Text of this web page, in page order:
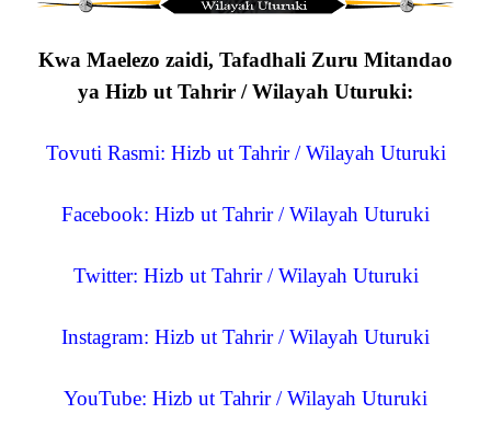
Kwa Maelezo zaidi, Tafadhali Zuru Mitandao
ya Hizb ut Tahrir / Wilayah Uturuki:
Tovuti Rasmi: Hizb ut Tahrir / Wilayah Uturuki
Facebook: Hizb ut Tahrir / Wilayah Uturuki
Twitter: Hizb ut Tahrir / Wilayah Uturuki
Instagram: Hizb ut Tahrir / Wilayah Uturuki
YouTube: Hizb ut Tahrir / Wilayah Uturuki